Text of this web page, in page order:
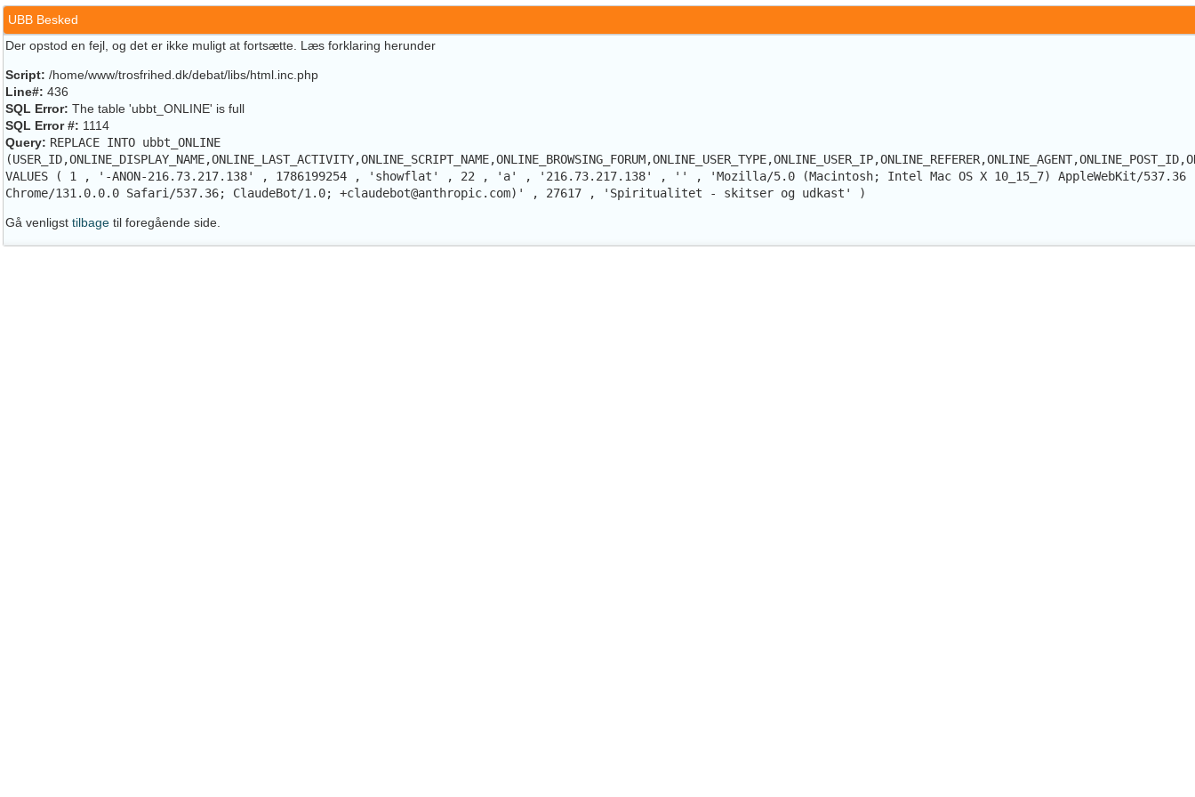
UBB Besked
Der opstod en fejl, og det er ikke muligt at fortsætte. Læs forklaring herunder
Script: /home/www/trosfrihed.dk/debat/libs/html.inc.php
Line#: 436
SQL Error: The table 'ubbt_ONLINE' is full
SQL Error #: 1114
Query: REPLACE INTO ubbt_ONLINE
VALUES ( 1 , '-ANON-216.73.217.138' , 1786199254 , 'showflat' , 22 , 'a' , '216.73.217.138' , '' , 'Mozilla/5.0 (Macintosh; Intel Mac OS X 10_15_7) AppleWebKit/537.36
Chrome/131.0.0.0 Safari/537.36; ClaudeBot/1.0; +claudebot@anthropic.com)' , 27617 , 'Spiritualitet - skitser og udkast' )
Gå venligst tilbage til foregående side.